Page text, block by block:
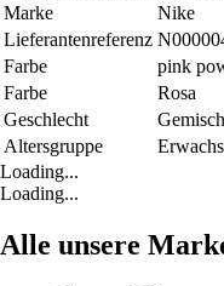
Marke
Nike
Lieferantenreferenz
Farbe
pink
Farbe
Rosa
Geschlecht
Altersgruppe
Loading...
Loading...
Alle unsere